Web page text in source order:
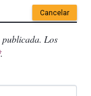
Cancelar
Los
.